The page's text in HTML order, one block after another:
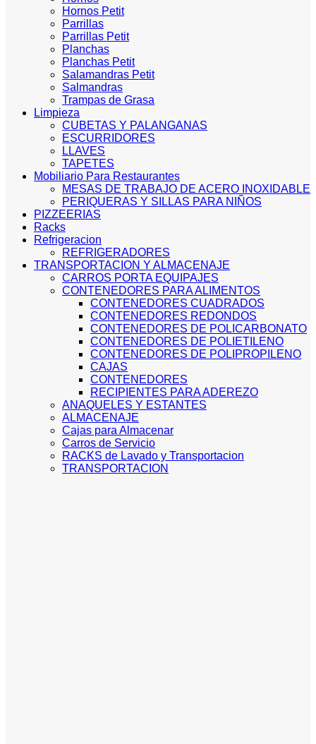
Hornos Petit
Parrillas
Parrillas Petit
Planchas
Planchas Petit
Salamandras Petit
Salmandras
Trampas de Grasa
Limpieza
CUBETAS Y PALANGANAS
ESCURRIDORES
LLAVES
TAPETES
Mobiliario Para Restaurantes
MESAS DE TRABAJO DE ACERO INOXIDABLE
PERIQUERAS Y SILLAS PARA NIÑOS
PIZZEERIAS
Racks
Refrigeracion
REFRIGERADORES
TRANSPORTACION Y ALMACENAJE
CARROS PORTA EQUIPAJES
CONTENEDORES PARA ALIMENTOS
CONTENEDORES CUADRADOS
CONTENEDORES REDONDOS
CONTENEDORES DE POLICARBONATO
CONTENEDORES DE POLIETILENO
CONTENEDORES DE POLIPROPILENO
CAJAS
CONTENEDORES
RECIPIENTES PARA ADEREZO
ANAQUELES Y ESTANTES
ALMACENAJE
Cajas para Almacenar
Carros de Servicio
RACKS de Lavado y Transportacion
TRANSPORTACION